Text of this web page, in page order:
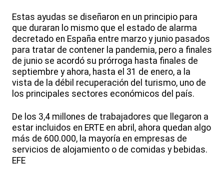
Estas ayudas se diseñaron en un principio para
que duraran lo mismo que el estado de alarma
decretado en España entre marzo y junio pasados
para tratar de contener la pandemia, pero a finales
de junio se acordó su prórroga hasta finales de
septiembre y ahora, hasta el 31 de enero, a la
vista de la débil recuperación del turismo, uno de
los principales sectores económicos del país.
De los 3,4 millones de trabajadores que llegaron a
estar incluidos en ERTE en abril, ahora quedan algo
más de 600.000, la mayoría en empresas de
servicios de alojamiento o de comidas y bebidas.
EFE